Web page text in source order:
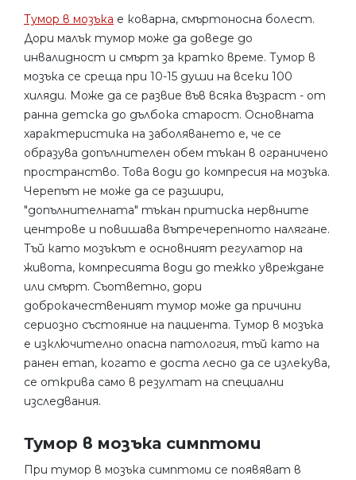
Тумор в мозъка е коварна, смъртоносна болест.
Дори малък тумор може да доведе до
инвалидност и смърт за кратко време. Тумор в
мозъка се среща при 10-15 души на всеки 100
хиляди. Може да се развие във всяка възраст - от
ранна детска до дълбока старост. Основната
характеристика на заболяването е, че се
образува допълнителен обем тъкан в ограничено
пространство. Това води до компресия на мозъка.
Черепът не може да се разшири,
"допълнителната" тъкан притиска нервните
центрове и повишава вътречерепното налягане.
Тъй като мозъкът е основният регулатор на
живота, компресията води до тежко увреждане
или смърт. Съответно, дори
доброкачественият тумор може да причини
сериозно състояние на пациента. Тумор в мозъка
е изключително опасна патология, тъй като на
ранен етап, когато е доста лесно да се излекува,
се открива само в резултат на специални
изследвания.
Тумор в мозъка симптоми
При тумор в мозъка симптоми се появяват в